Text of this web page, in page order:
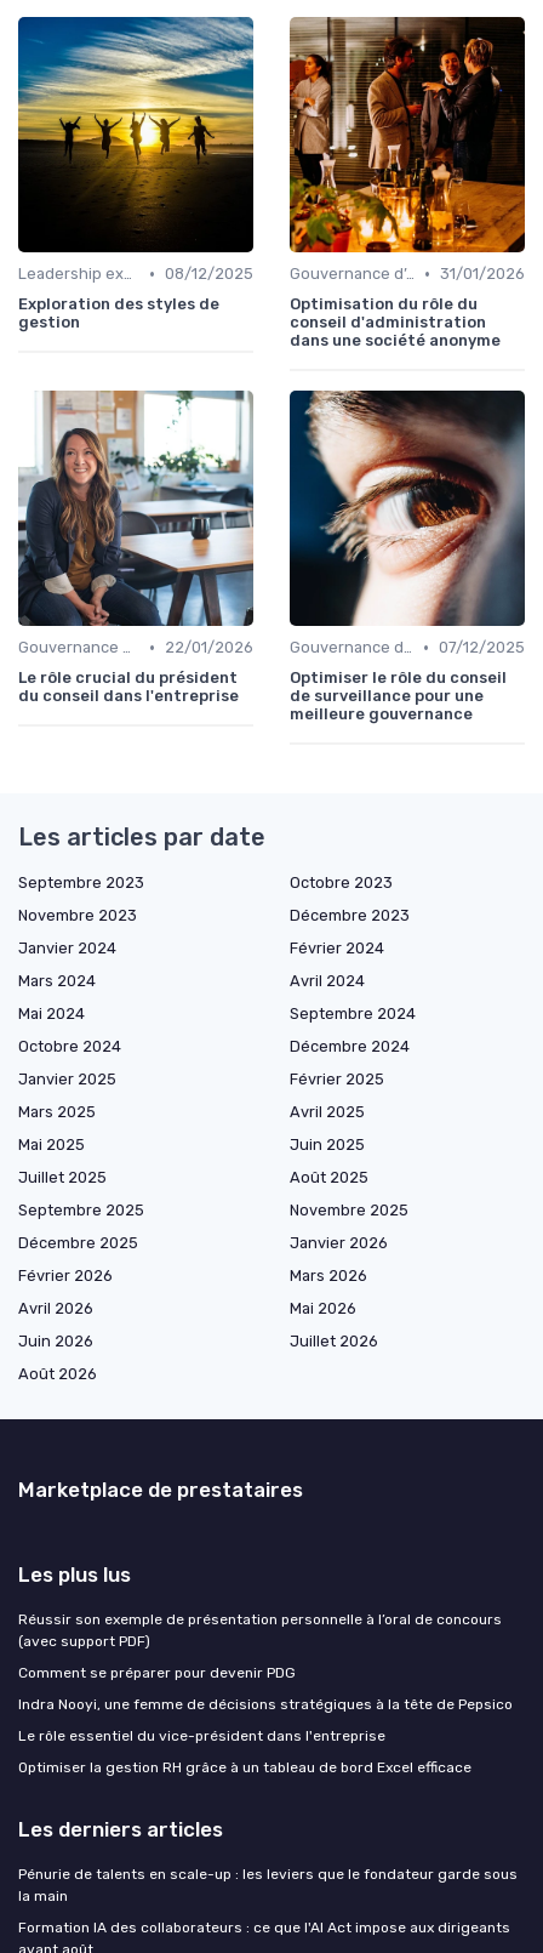
Leadership exécutif & prise de décision • 08/12/2025
Exploration des styles de
gestion
Gouvernance d’entreprise • 31/01/2026
Optimisation du rôle du
conseil d'administration
dans une société anonyme
Gouvernance d’entreprise •
22/01/2026
Le rôle crucial du président
du conseil dans l'entreprise
Gouvernance d’entreprise • 07/12/2025
Optimiser le rôle du conseil
de surveillance pour une
meilleure gouvernance
Les articles par date
Septembre 2023
Octobre 2023
Novembre 2023
Décembre 2023
Janvier 2024
Février 2024
Mars 2024
Avril 2024
Mai 2024
Septembre 2024
Octobre 2024
Décembre 2024
Janvier 2025
Février 2025
Mars 2025
Avril 2025
Mai 2025
Juin 2025
Juillet 2025
Août 2025
Septembre 2025
Novembre 2025
Décembre 2025
Janvier 2026
Février 2026
Mars 2026
Avril 2026
Mai 2026
Juin 2026
Juillet 2026
Août 2026
Marketplace de prestataires
Les plus lus
Réussir son exemple de présentation personnelle à l’oral de concours
(avec support PDF)
Comment se préparer pour devenir PDG
Indra Nooyi, une femme de décisions stratégiques à la tête de Pepsico
Le rôle essentiel du vice-président dans l'entreprise
Optimiser la gestion RH grâce à un tableau de bord Excel efficace
Les derniers articles
Pénurie de talents en scale-up : les leviers que le fondateur garde sous
la main
Formation IA des collaborateurs : ce que l'AI Act impose aux dirigeants